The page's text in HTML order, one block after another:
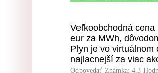
Veľkoobchodná
eur za MWh,
Plyn je vo virtuálnom
najlacnejší za viac
Odpovedať Známka: 4.3